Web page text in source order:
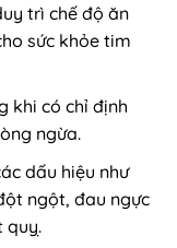
trì chế độ ăn
sức khỏe tim
khi có chỉ định
ngừa.
dấu hiệu như
ngột, đau ngực
quỵ.